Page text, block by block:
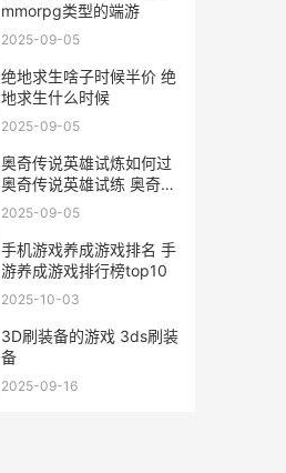
mmorpg类型的端游
2025-09-05
绝地求生啥子时候半价 绝
地求生什么时候
2025-09-05
奥奇传说英雄试炼如何过
奥奇传说英雄试练 奥奇传
说最强英雄技2020
2025-09-05
手机游戏养成游戏排名 手
游养成游戏排行榜top10
2025-10-03
3D刷装备的游戏 3ds刷装
备
2025-09-16